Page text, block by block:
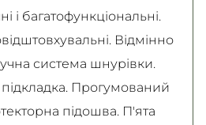
і багатофункціональні.
Відмінно
система шнурівки.
Прогумований
підошва. П'ята